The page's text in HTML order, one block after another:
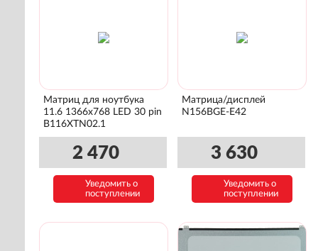
Матриц для ноутбука
11.6 1366x768 LED 30 pin
B116XTN02.1
2 470
Уведомить о
поступлении
Матрица/дисплей
N156BGE-E42
3 630
Уведомить о
поступлении